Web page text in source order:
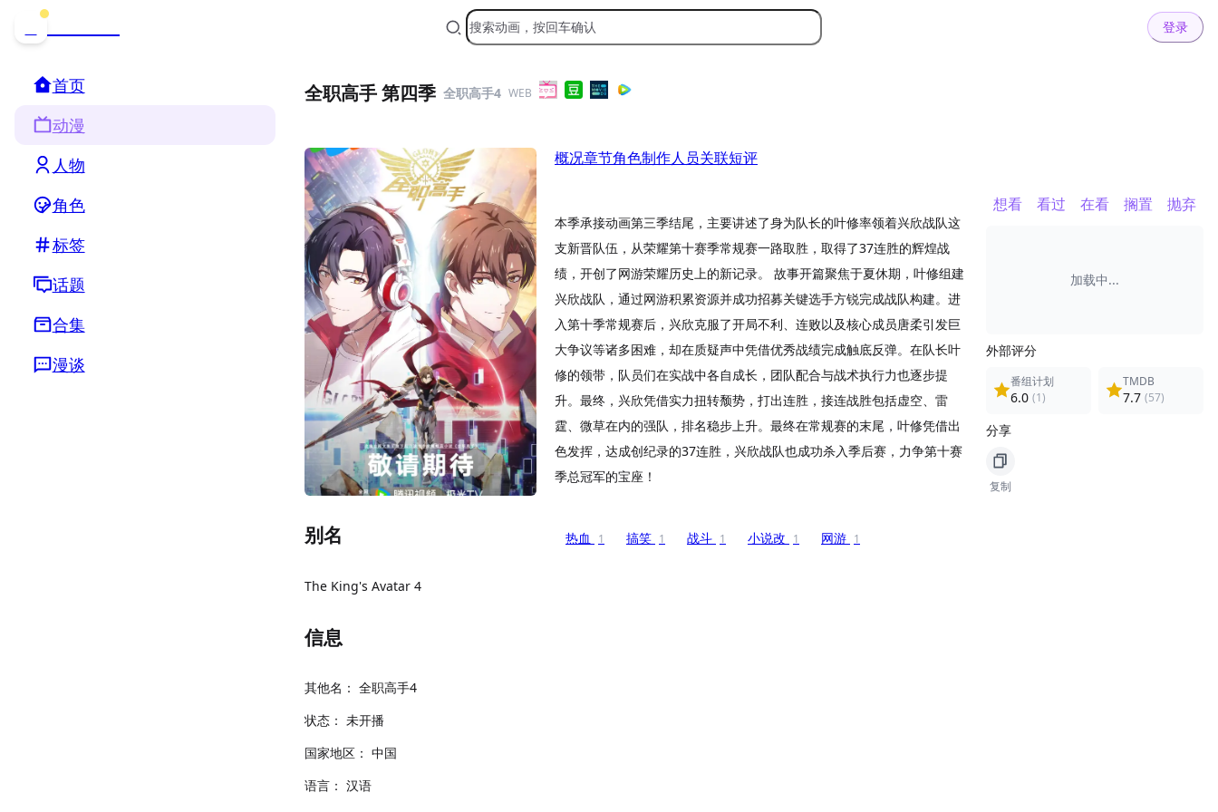
登录
首页
动漫
人物
角色
标签
话题
合集
漫谈
全职高手 第四季 全职高手4 WEB
别名
The King's Avatar 4
信息
其他名： 全职高手4
状态： 未开播
国家地区： 中国
语言： 汉语
概况章节角色制作人员关联短评
本季承接动画第三季结尾，主要讲述了身为队长的叶修率领着兴欣战队这
支新晋队伍，从荣耀第十赛季常规赛一路取胜，取得了37连胜的辉煌战
绩，开创了网游荣耀历史上的新记录。 故事开篇聚焦于夏休期，叶修组建
兴欣战队，通过网游积累资源并成功招募关键选手方锐完成战队构建。进
入第十季常规赛后，兴欣克服了开局不利、连败以及核心成员唐柔引发巨
大争议等诸多困难，却在质疑声中凭借优秀战绩完成触底反弹。在队长叶
修的领带，队员们在实战中各自成长，团队配合与战术执行力也逐步提
升。最终，兴欣凭借实力扭转颓势，打出连胜，接连战胜包括虚空、雷
霆、微草在内的强队，排名稳步上升。最终在常规赛的末尾，叶修凭借出
色发挥，达成创纪录的37连胜，兴欣战队也成功杀入季后赛，力争第十赛
季总冠军的宝座！
热血 1 搞笑 1 战斗 1 小说改 1 网游 1
想看 看过 在看 搁置 抛弃
加载中...
外部评分
番组计划
6.0 (1)
TMDB
7.7 (57)
分享
复制